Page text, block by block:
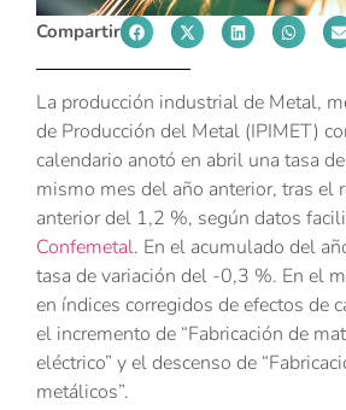
Compartir
La producción industrial de Metal,
de Producción del Metal (IPIMET)
calendario anotó en abril una tasa
mismo mes del año anterior, tras el
anterior del 1,2 %, según datos
Confemetal. En el acumulado del
tasa de variación del -0,3 %. En el
en índices corregidos de efectos de
el incremento de “Fabricación de
eléctrico” y el descenso de
metálicos”.